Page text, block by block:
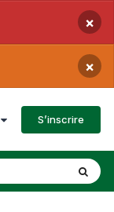
×
×
S’inscrire